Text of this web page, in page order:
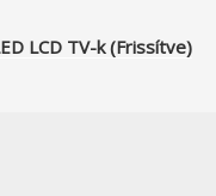
LCD TV-k (Frissítve)